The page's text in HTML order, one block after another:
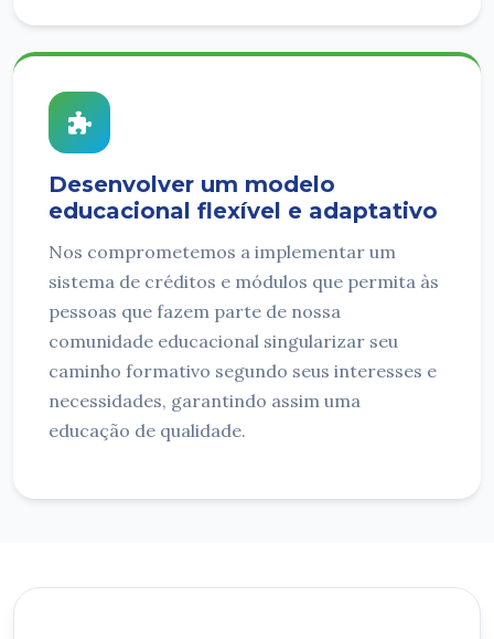
Desenvolver um modelo
educacional flexível e adaptativo
Nos comprometemos a implementar um
sistema de créditos e módulos que permita às
pessoas que fazem parte de nossa
comunidade educacional singularizar seu
caminho formativo segundo seus interesses e
necessidades, garantindo assim uma
educação de qualidade.